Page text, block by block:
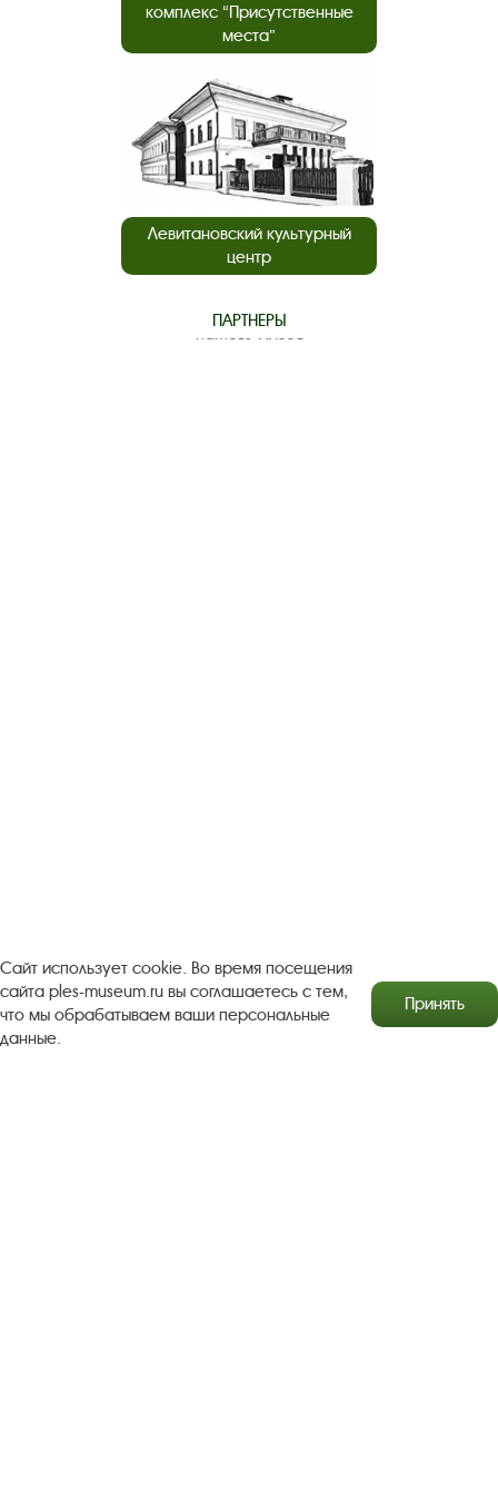
комплекс “Присутственные
места”
Левитановский культурный
центр
ПАРТНЕРЫ
нашего музея
Антикоррупционная деятельность
Сайт использует cookie. Во время посещения
сайта ples-museum.ru вы соглашаетесь с тем,
что мы обрабатываем ваши персональные
данные.
Принять